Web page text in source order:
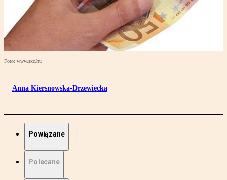
Foto: www.sxc.hu
Anna Kiersnowska-Drzewiecka
Powiązane
Polecane